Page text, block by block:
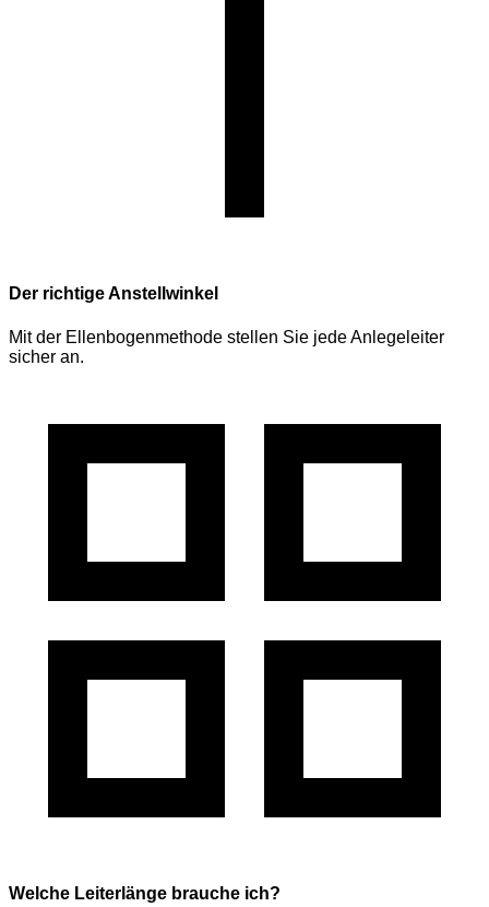
Der richtige Anstellwinkel
Mit der Ellenbogenmethode stellen Sie jede Anlegeleiter
sicher an.
Welche Leiterlänge brauche ich?